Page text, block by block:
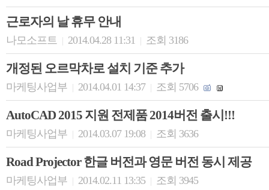
근로자의 날 휴무 안내
나모소프트 | 2014.04.28 11:31 | 조회 3186
개정된 오르막차로 설치 기준 추가
마케팅사업부 | 2014.04.01 14:37 | 조회 5706
AutoCAD 2015 지원 전제품 2014버전 출시!!!
마케팅사업부 | 2014.03.07 19:08 | 조회 3636
Road Projector 한글 버전과 영문 버전 동시 제공
마케팅사업부 | 2014.02.11 13:35 | 조회 3945